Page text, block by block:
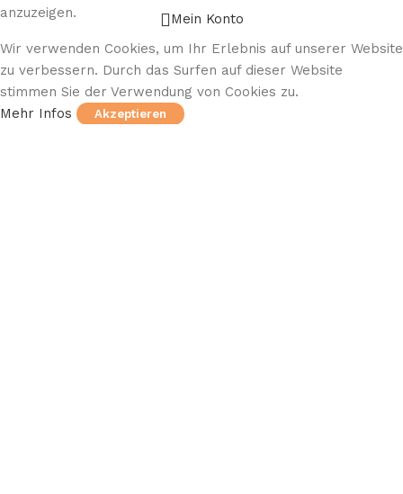
anzuzeigen.
Mein Konto
Wir verwenden Cookies, um Ihr Erlebnis auf unserer Website
zu verbessern. Durch das Surfen auf dieser Website
stimmen Sie der Verwendung von Cookies zu.
Mehr Infos
Akzeptieren